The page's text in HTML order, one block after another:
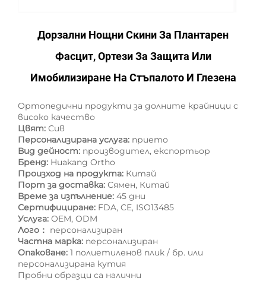
Дорзални Нощни Скини За Плантарен
Фасцит, Ортези За Защита Или
Имобилизиране На Стъпалото И Глезена
Ортопедични продукти за долните крайници с
високо качество
Цвят: Сив
Персонализирана услуга: прието
Вид дейност: производител, експортьор
Бренд: Huakang Ortho
Произход на продукта: Китай
Порт за доставка: Сямен, Китай
Време за изпълнение: 45 дни
Сертифициране: FDA, CE, ISO13485
Услуга: OEM, ODM
Лого： персонализиран
Частна марка: персонализиран
Опаковане: 1 полиетиленов плик / бр. или
персонализирана кутия
Пробни образци са налични